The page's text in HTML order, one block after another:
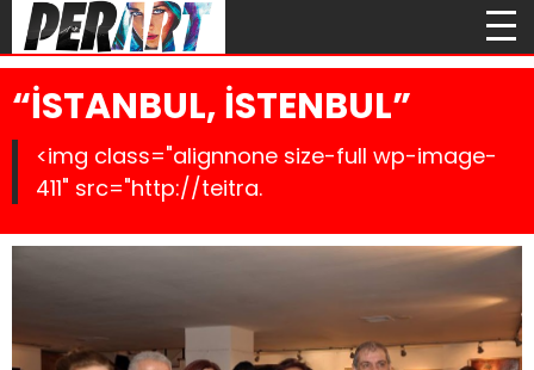
“İSTANBUL, İSTENBUL”
<img class="alignnone size-full wp-image-
411" src="http://teitra.